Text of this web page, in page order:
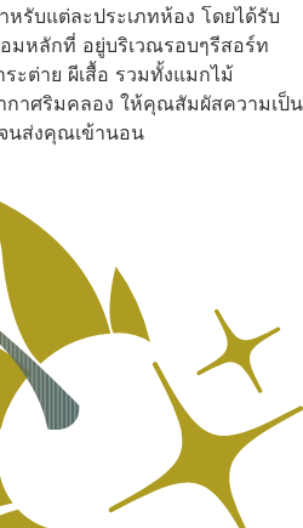
รับแต่ละประเภทห้อง โดยได้รับ
มหลักที่ อยู่บริเวณรอบๆรีสอร์ท
ะต่าย ผีเสื้อ รวมทั้งแมกไม้
าศริมคลอง ให้คุณสัมผัสความเป็น
นส่งคุณเข้านอน